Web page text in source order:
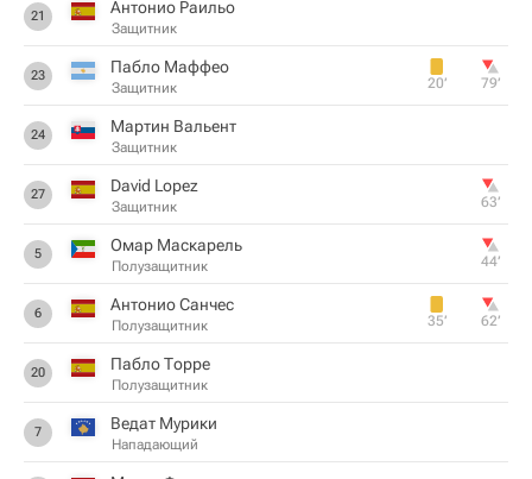
21 Антонио Раильо
Защитник
23 Пабло Маффео
Защитник 20‎’‎ 79‎’‎
24 Мартин Вальент
Защитник
27 David Lopez
Защитник 63‎’‎
5 Омар Маскарель
Полузащитник 44‎’‎
6 Антонио Санчес
Полузащитник 35‎’‎ 62‎’‎
20 Пабло Торре
Полузащитник
7 Ведат Мурики
Нападающий